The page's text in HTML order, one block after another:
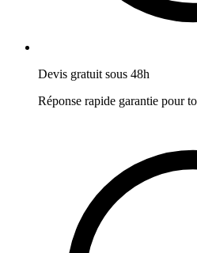
Devis gratuit sous 48h
Réponse rapide garantie pour